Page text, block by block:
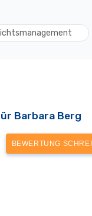
Barbara Berg
BEWERTUNG